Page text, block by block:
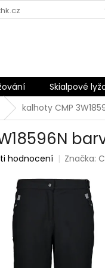
Skialpové
kalhoty CMP
hodnocení Značka: